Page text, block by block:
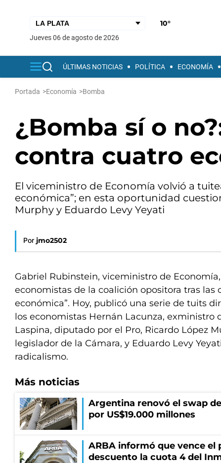
10°
jueves 06 de agosto de 2026
ÚLTIMAS NOTICIAS POLÍTICA ECONOMÍA
Portada >Economía >Bomba
¿Bomba sí o
contra cuatro
El viceministro de Economía volvió a
económica”; en esta oportunidad
Murphy y Eduardo Levy Yeyati
Por jmo2502
Gabriel Rubinstein, viceministro de
economistas de la coalición opositora tras las
económica”. Hoy, publicó una serie de tuits
los economistas Hernán Lacunza, exministro
Laspina, diputado por el Pro, Ricardo López
legislador de la Cámara, y Eduardo Levy
radicalismo.
Más noticias
Argentina renovó el swap
por US$19.000 millones
ARBA informó que vence el
descuento la cuota 4 del